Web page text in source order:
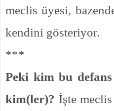
meclis üyesi,
kendini gösteriyor.
***
Peki kim bu defans
kim(ler)? İşte